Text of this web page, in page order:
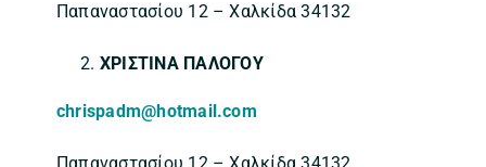
Παπαναστασίου 12 – Χαλκίδα 34132
ΧΡΙΣΤΙΝΑ ΠΑΛΟΓΟΥ
chrispadm@hotmail.com